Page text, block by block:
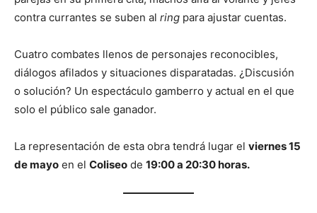
contra currantes se suben al ring para ajustar cuentas.
Cuatro combates llenos de personajes reconocibles,
diálogos afilados y situaciones disparatadas. ¿Discusión
o solución? Un espectáculo gamberro y actual en el que
solo el público sale ganador.
La representación de esta obra tendrá lugar el viernes 15
de mayo en el Coliseo de 19:00 a 20:30 horas.